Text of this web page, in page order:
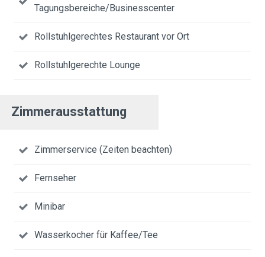
Tagungsbereiche/Businesscenter
Rollstuhlgerechtes Restaurant vor Ort
Rollstuhlgerechte Lounge
Zimmerausstattung
Zimmerservice (Zeiten beachten)
Fernseher
Minibar
Wasserkocher für Kaffee/Tee